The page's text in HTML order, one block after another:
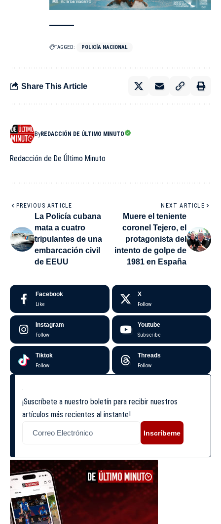
TAGGED: POLICÍA NACIONAL
Share This Article
ByREDACCIÓN DE ÚLTIMO MINUTO
Redacción de De Último Minuto
PREVIOUS ARTICLE
La Policía cubana
mata a cuatro
tripulantes de una
embarcación civil
de EEUU
NEXT ARTICLE
Muere el teniente
coronel Tejero, el
protagonista del
intento de golpe de
1981 en España
Facebook
Like
X
Follow
Instagram
Follow
Youtube
Subscribe
Tiktok
Follow
Threads
Follow
¡Suscríbete a nuestro boletín para recibir nuestros
artículos más recientes al instante!
Inscríbeme